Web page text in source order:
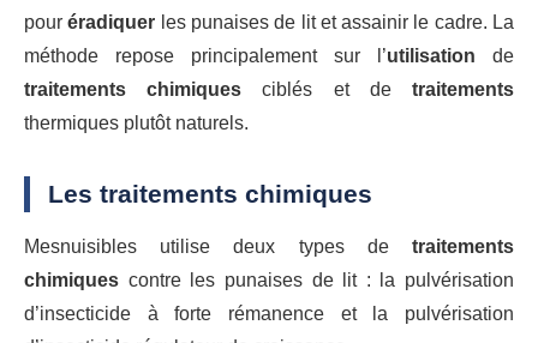
pouréradiquer les punaises de lit et assainir le cadre. La
méthode repose principalement sur l’utilisation de
traitements
chimiques ciblés et detraitements
thermiques plutôt naturels.
Les traitements chimiques
Mesnuisibles utilise deux types de traitements
chimiques contre les punaises de lit : la pulvérisation
d’insecticide à forte rémanence et la pulvérisation